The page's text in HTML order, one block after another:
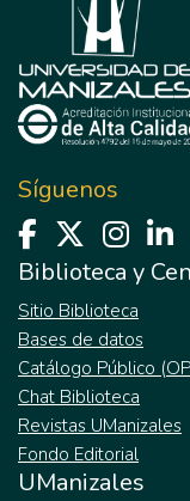
Síguenos
Biblioteca y
Sitio Biblioteca
Bases de datos
Catálogo Público
Chat Biblioteca
Revistas UManizales
Fondo Editorial
UManizales